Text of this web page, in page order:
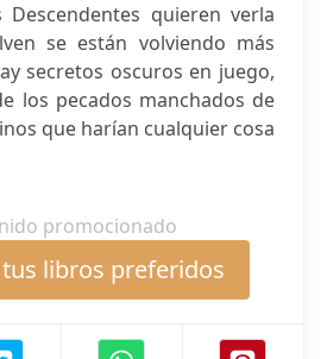
Descendentes quieren verla
se están volviendo más
secretos oscuros en juego,
los pecados manchados de
que harían cualquier cosa
promocionado
libros preferidos